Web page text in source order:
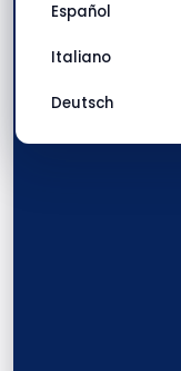
Español
Italiano
Deutsch